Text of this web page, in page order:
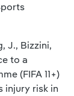
J., Bizzini,
to a
(FIFA 11+)
injury risk in